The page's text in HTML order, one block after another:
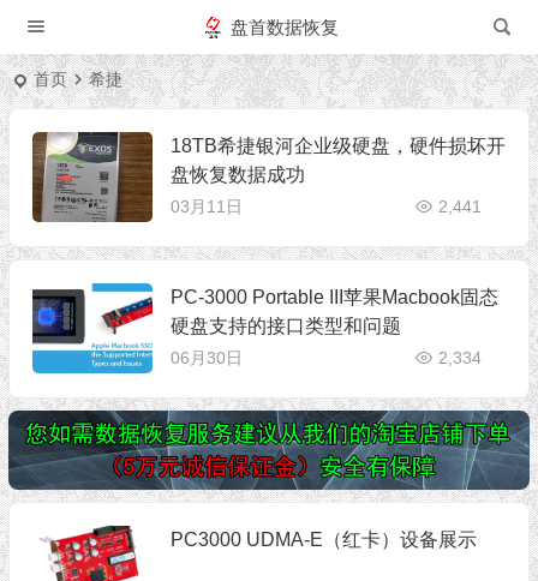
盘首数据恢复
首页 希捷
18TB希捷银河企业级硬盘，硬件损坏开
盘恢复数据成功
03月11日 2,441
PC-3000 Portable III苹果Macbook固态
硬盘支持的接口类型和问题
06月30日 2,334
PC3000 UDMA-E（红卡）设备展示